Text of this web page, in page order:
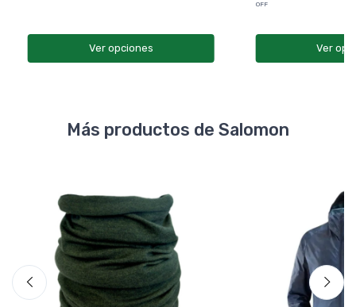
Ver opciones
OFF
Ver
Más productos de Salomon